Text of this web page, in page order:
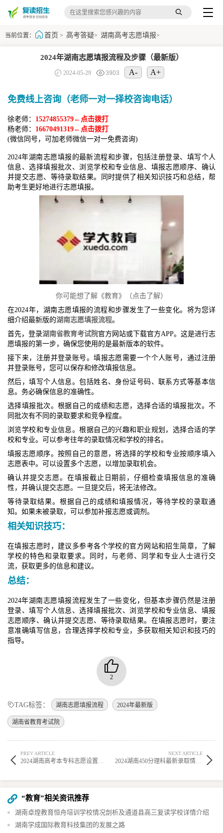
当前位置： 首页 > 高考答疑> 湖南高考志愿填报>
2024年湖南志愿填报流程及步骤（最新版）
2024-05-29 3903 A- A+
免费线上咨询（老师一对一择校咨询电话）
徐老师： 15274855379←点击拨打
杨老师： 16670491319←点击拨打
(微信同号，可加老师微信一对一免费咨询)
2024年湖南志愿填报的最新流程和步骤，包括注册登录、填写个人
信息、选择填报批次、浏览学校和专业信息、填报志愿顺序、确认
并提交志愿、等待录取结果。同时提供了相关知识技巧和总结，帮
助考生更好地进行志愿填报。
你可能想了解《教育》（点击了解）
在2024年，湖南志愿填报的流程和步骤发生了一些变化。将为您详
细介绍最新版的湖南志愿填报流程。
首先，登录湖南省教育考试院官方网站或下载官方APP。这是进行志
愿填报的第一步，确保您使用的是最新版本的软件。
接下来，注册并登录账号。填报志愿需要一个个人账号，通过注册
并登录账号，您可以保存和修改填报信息。
然后，填写个人信息。包括姓名、身份证号码、联系方式等基本信
息。务必确保信息的准确性。
选择填报批次。根据自己的成绩和志愿，选择合适的填报批次。不
同批次有不同的录取要求和竞争程度。
浏览学校和专业信息。根据自己的兴趣和职业规划，选择合适的学
校和专业。可以参考往年的录取情况和学校的排名。
填报志愿顺序。按照自己的意愿，将选择的学校和专业按顺序填入
志愿表中。可以设置多个志愿，以增加录取机会。
确认并提交志愿。在填报截止日期前，仔细检查填报信息的准确
性，并确认提交志愿。一旦提交后，将无法修改。
等待录取结果。根据自己的成绩和填报情况，等待学校的录取通
知。如果未被录取，可以参加补报志愿或调剂。
相关知识技巧：
在填报志愿时，建议多参考各个学校的官方网站和招生简章，了解
学校的特色和录取要求。同时，与老师、同学和专业人士进行交
流，获取更多的信息和建议。
总结：
2024年湖南志愿填报流程发生了一些变化，但基本步骤仍然是注册
登录、填写个人信息、选择填报批次、浏览学校和专业信息、填报
志愿顺序、确认并提交志愿、等待录取结果。在填报志愿时，要注
意准确填写信息，合理选择学校和专业，多获取相关知识和技巧的
指导。
2
TAG标签： 湖南志愿填报流程 2024年最新版
湖南省教育考试院
PREV ARTICLE
2024湖南高考本专科志愿设置及填报注意事项
NEXT ARTICLE
2024湖南450分理科最新录取情况及报考指南
“教育”相关资讯推荐
湖南卓煌教育恒舟培训学校情况剖析及通道县高三复读学校详情介绍
湖南学成国际教育科技集团的发展之路